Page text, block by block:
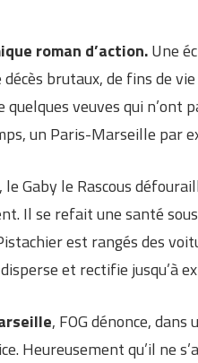
roman d’action.Une
brutaux, de fins de
veuves qui n’ont
un Paris-Marseille par
Gaby le Rascous
Il se refait une santé
est rangés des
et rectifie jusqu’à
, FOG dénonce,
Heureusement qu’il ne